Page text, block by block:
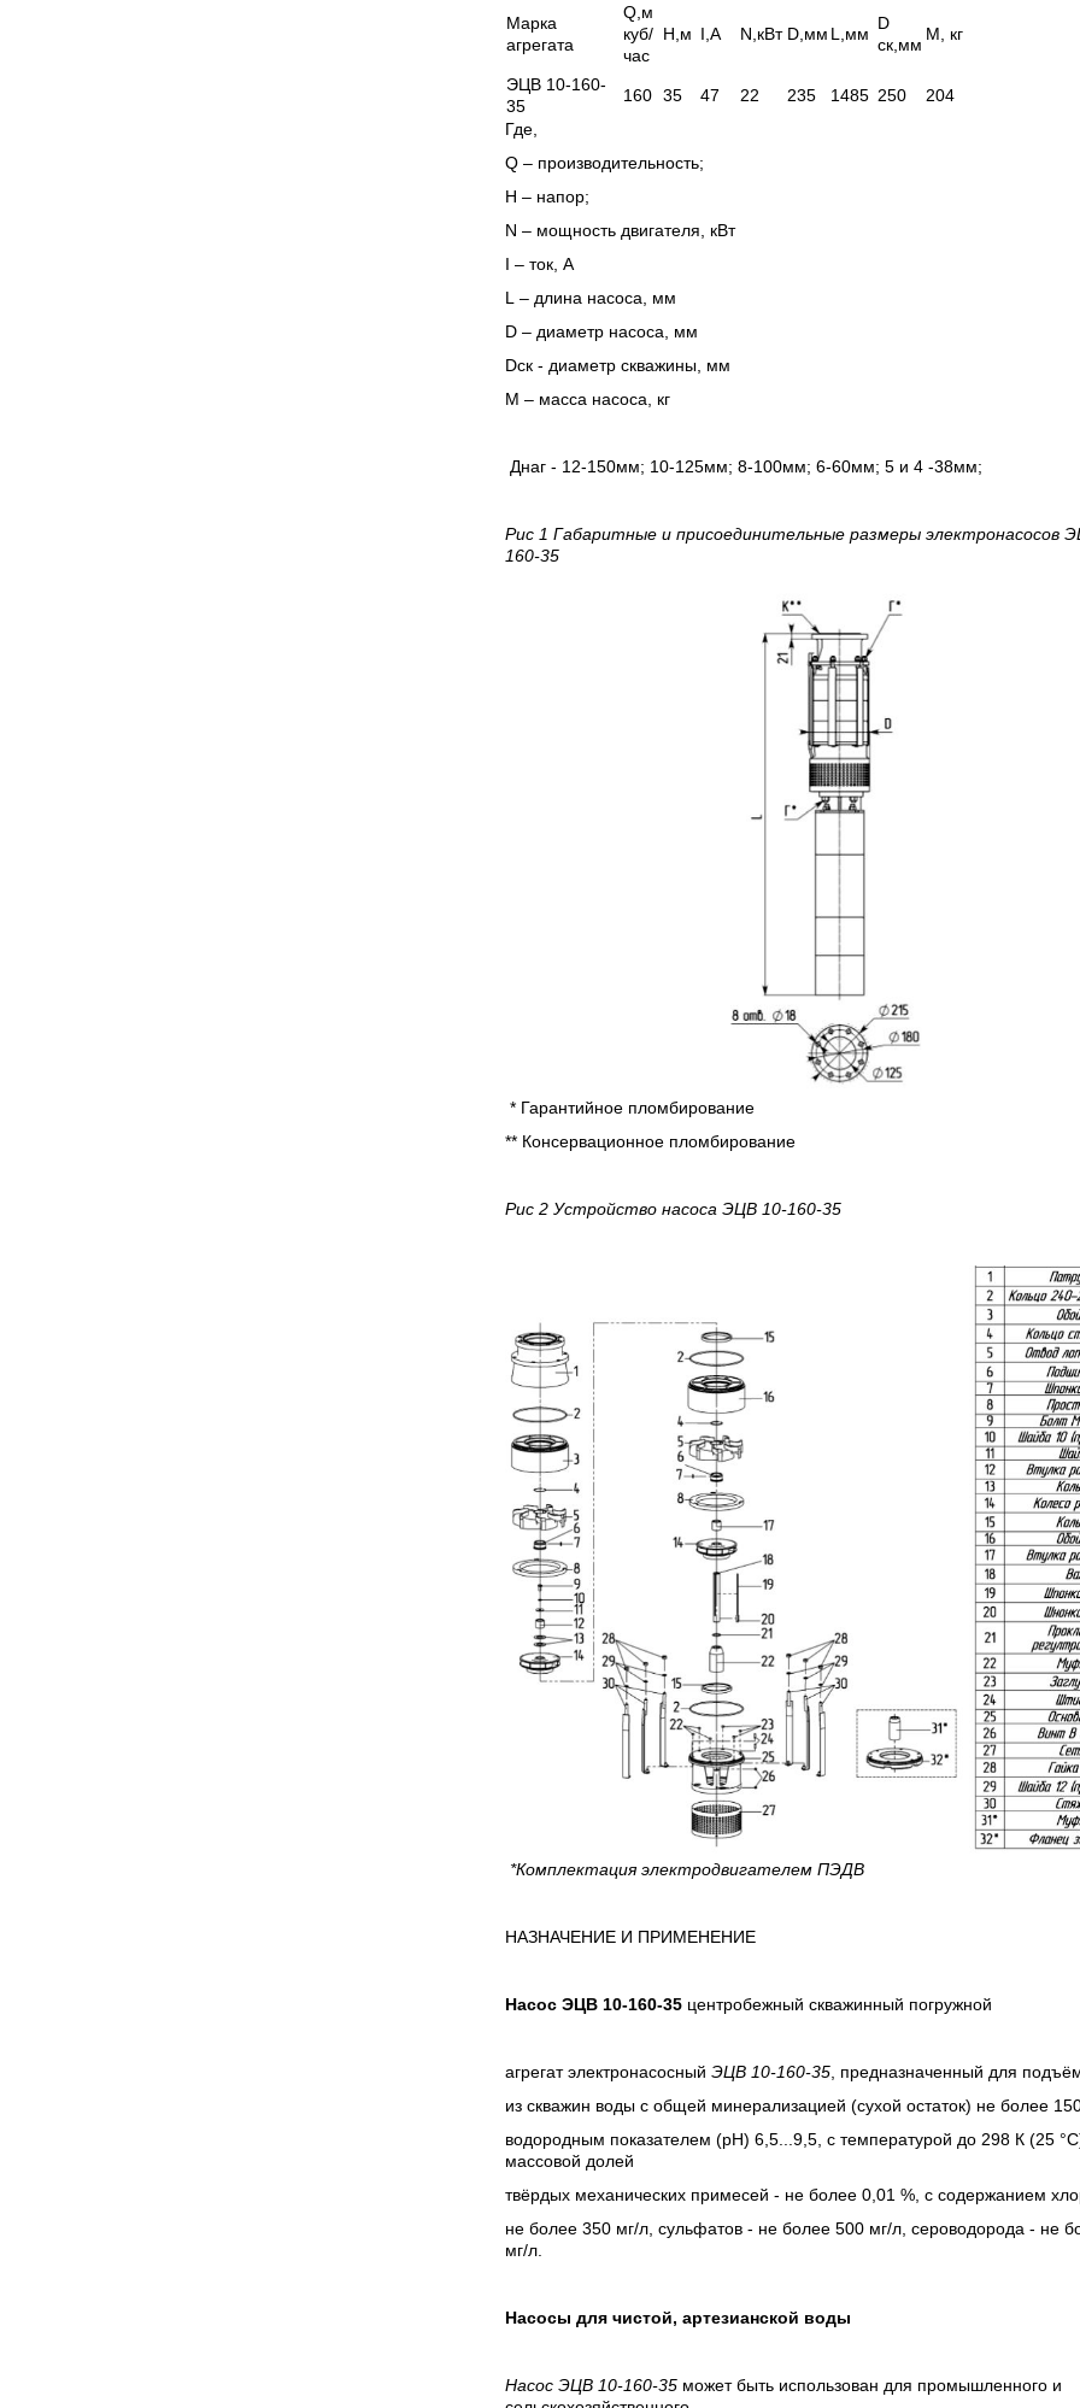
Марка
агрегата
Q,м
куб/
час
H,м I,А N,кВт D,мм L,мм
D
ск,мм
М, кг
ЭЦВ 10-160-
35
160 35 47 22 235 1485 250
204
Где,
Q – производительность;
Н – напор;
N – мощность двигателя, кВт
I – ток, А
L – длина насоса, мм
D– диаметр насоса, мм
Dск - диаметр скважины, мм
M – масса насоса, кг
Днаг - 12-150мм; 10-125мм; 8-100мм; 6-60мм; 5 и 4 -38мм;
Рис 1 Габаритные и присоединительные размеры электронасосов
160-35
* Гарантийное пломбирование
** Консервационное пломбирование
Рис 2 Устройство насоса ЭЦВ 10-160-35
*Комплектация электродвигателем ПЭДВ
НАЗНАЧЕНИЕ И ПРИМЕНЕНИЕ
Насос ЭЦВ 10-160-35 центробежный скважинный погружной
агрегат электронасосный ЭЦВ 10-160-35, предназначенный для
из скважин воды с общей минерализацией (сухой остаток) не более
водородным показателем (рН) 6,5...9,5, с температурой до 298 К (25
массовой долей
твёрдых механических примесей - не более 0,01 %, с содержанием
не более 350 мг/л, сульфатов - не более 500 мг/л, сероводорода - не
мг/л.
Насосы для чистой, артезианской воды
Насос ЭЦВ 10-160-35 может быть использован для промышленного и